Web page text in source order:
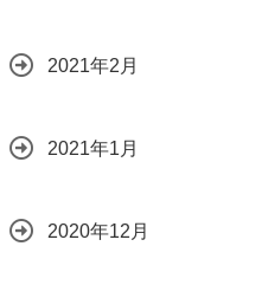
2021年2月
2021年1月
2020年12月